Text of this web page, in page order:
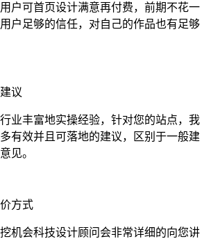
户可首页设计满意再付费，前期不花一
户足够的信任，对自己的作品也有足够
议
业丰富地实操经验，针对您的站点，我
有效并且可落地的建议，区别于一般建
见。
方式
机会科技设计顾问会非常详细的向您讲